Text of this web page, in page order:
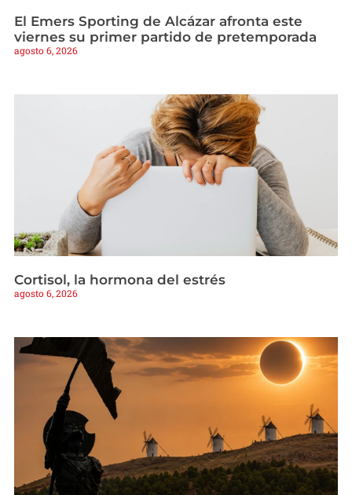
El Emers Sporting de Alcázar afronta este
viernes su primer partido de pretemporada
agosto 6, 2026
Cortisol, la hormona del estrés
agosto 6, 2026